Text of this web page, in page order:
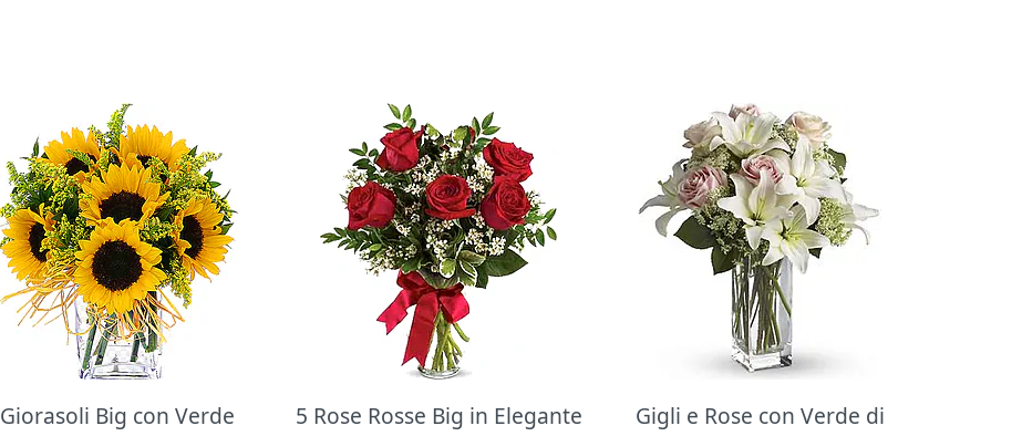
Giorasoli Big con Verde
5 Rose Rosse Big in Elegante
Gigli e Rose con Verde di